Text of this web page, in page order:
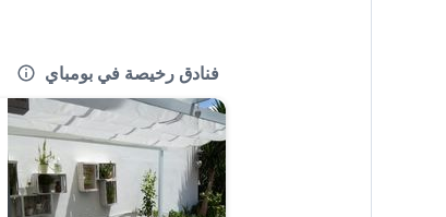
فنادق رخيصة في بومباي